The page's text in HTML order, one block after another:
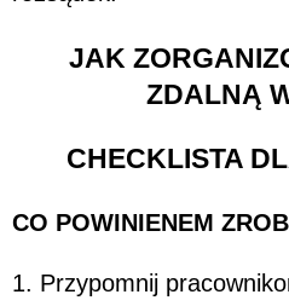
JAK
ZDALNĄ
CHECKLISTA
CO POWINIENEM
1. Przypomnij